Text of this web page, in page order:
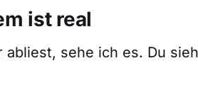
ist real
sehe ich es. Du